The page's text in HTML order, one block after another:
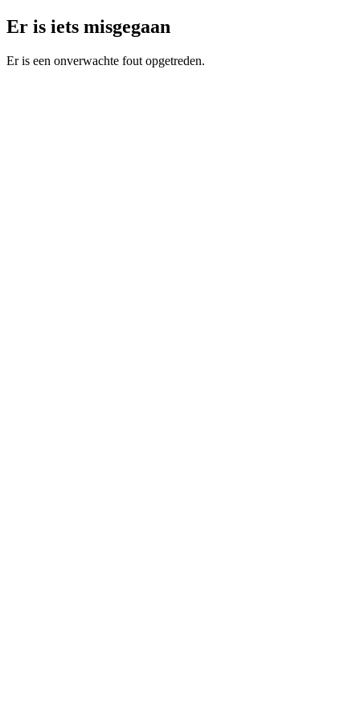
Er is iets misgegaan
Er is een onverwachte fout opgetreden.